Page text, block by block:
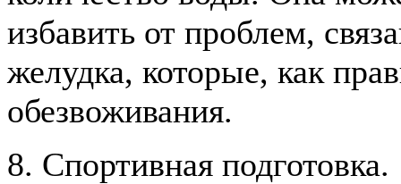
избавить от проблем,
желудка, которые, как
обезвоживания.
8. Спортивная подготовка.